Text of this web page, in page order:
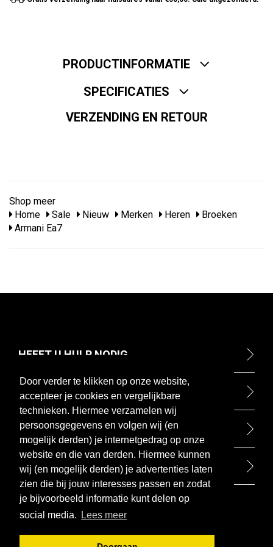
Door verder te klikken op onze website,
accepteer je cookies en vergelijkbare
technieken. Hiermee verzamelen wij
persoonsgegevens en volgen wij (en
mogelijk derden) je internetgedrag op onze
website en die van derden. Hiermee kunnen
wij (en mogelijk derden) je advertenties laten
zien die bij jouw interesses passen en zodat
je bijvoorbeeld informatie kunt delen op
social media.
Lees meer
PRODUCTINFORMATIE
SPECIFICATIES
VERZENDING EN RETOUR
Shop meer
Home
Sale Nieuw Merken Heren
Broeken
Armani Ea7
HEEFT U HULP NODIG
ONTDEK
BETAALMETHODEN
BEZOEK ONZE WINKEL